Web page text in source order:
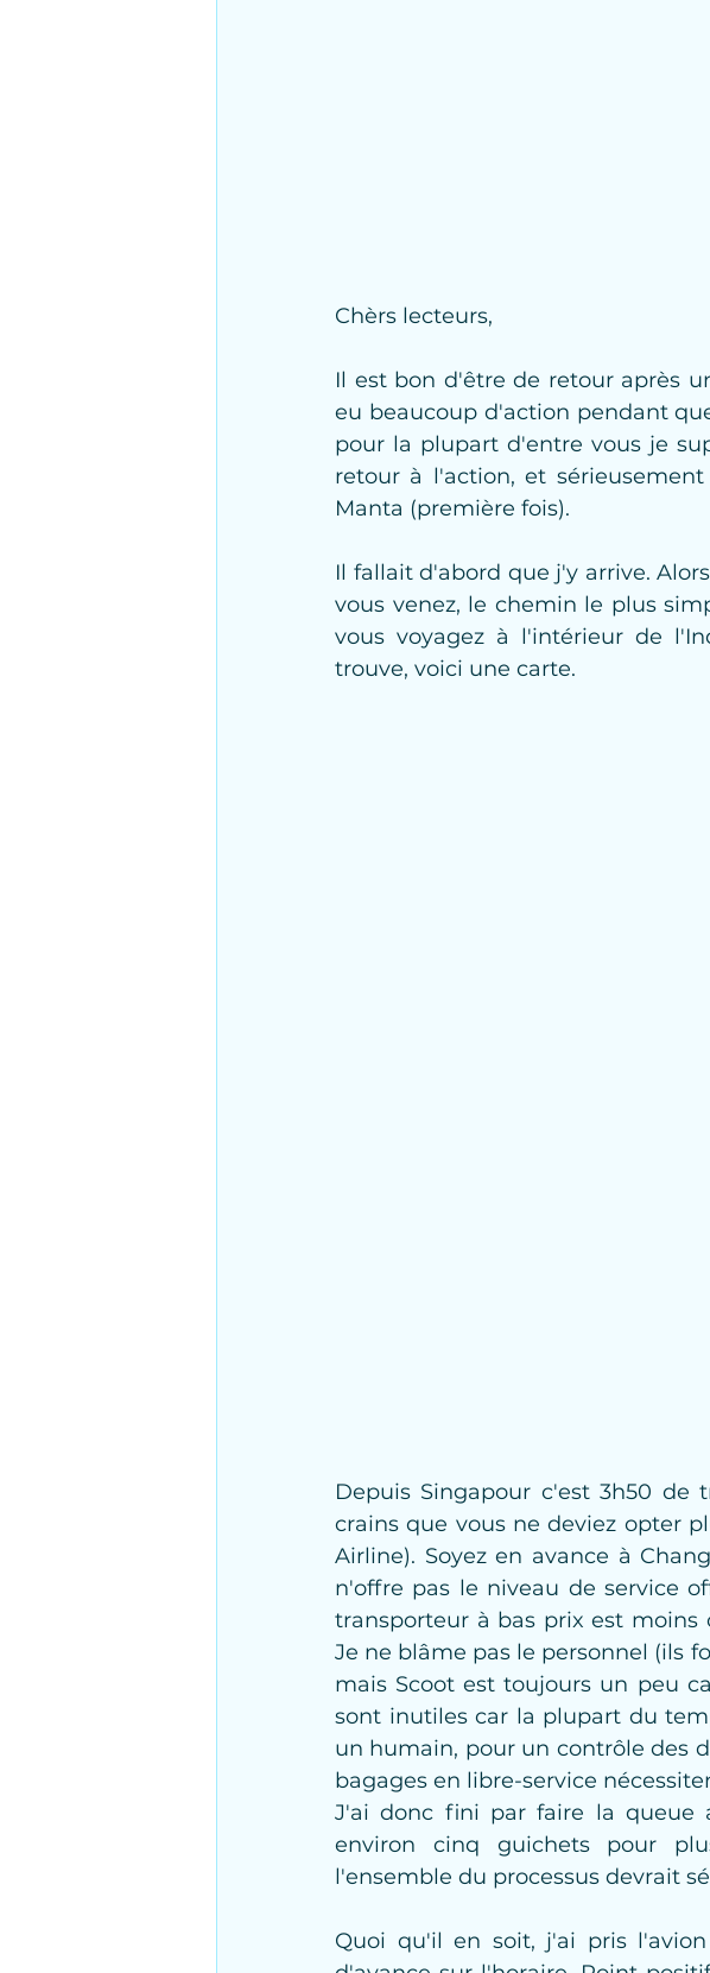
Chèrs lecteurs,
Il est bon d'être de retour après
eu beaucoup d'action pendant
pour la plupart d'entre vous je
retour à l'action, et
Manta (première fois).
Il fallait d'abord que j'y arrive.
vous venez, le chemin le plus
vous voyagez à l'intérieur de
trouve, voici une carte.
Depuis Singapour c'est 3h50 de
crains que vous ne deviez opter
Airline). Soyez en avance à
n'offre pas le niveau de service
transporteur à bas prix est moins
Je ne blâme pas le personnel (ils
mais Scoot est toujours un peu
sont inutiles car la plupart du
un humain, pour un contrôle des
bagages en libre-service
J'ai donc fini par faire la queue
environ cinq guichets pour
l'ensemble du processus devrait
Quoi qu'il en soit, j'ai pris